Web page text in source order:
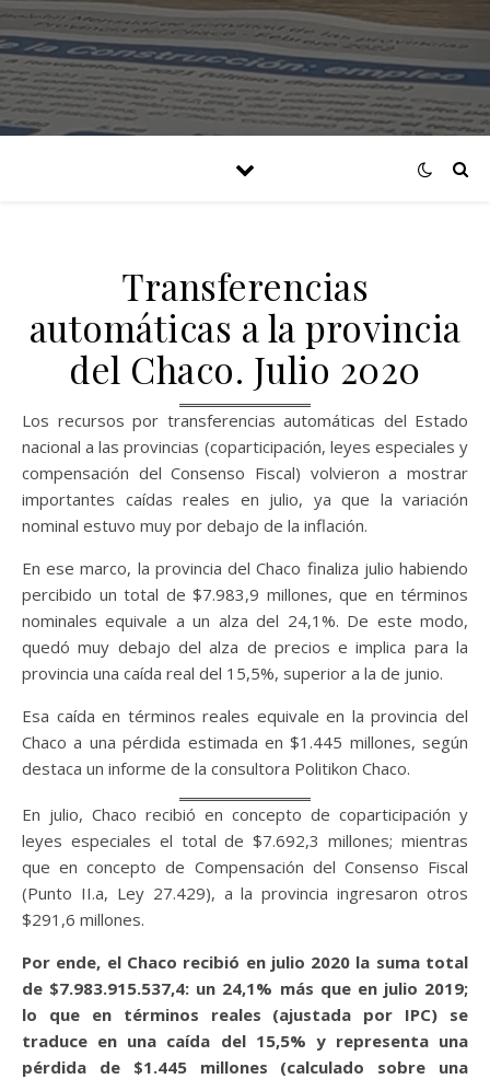
Transferencias
automáticas a la provincia
del Chaco. Julio 2020
Los recursos por transferencias automáticas del Estado
nacional a las provincias (coparticipación, leyes especiales y
compensación del Consenso Fiscal) volvieron a mostrar
importantes caídas reales en julio, ya que la variación
nominal estuvo muy por debajo de la inflación.
En ese marco, la provincia del Chaco finaliza julio habiendo
percibido un total de $7.983,9 millones, que en términos
nominales equivale a un alza del 24,1%. De este modo,
quedó muy debajo del alza de precios e implica para la
provincia una caída real del 15,5%, superior a la de junio.
Esa caída en términos reales equivale en la provincia del
Chaco a una pérdida estimada en $1.445 millones, según
destaca un informe de la consultora Politikon Chaco.
En julio, Chaco recibió en concepto de coparticipación y
leyes especiales el total de $7.692,3 millones; mientras
que en concepto de Compensación del Consenso Fiscal
(Punto II.a, Ley 27.429), a la provincia ingresaron otros
$291,6 millones.
Por ende, el Chaco recibió en julio 2020 la suma total
de $7.983.915.537,4: un 24,1% más que en julio 2019;
lo que en términos reales (ajustada por IPC) se
traduce en una caída del 15,5% y representa una
pérdida de $1.445 millones (calculado sobre una